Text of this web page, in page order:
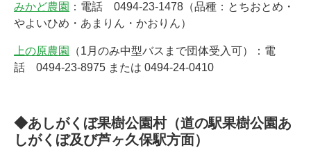
みかど農園 ：電話 0494-23-1478（品種：とちおとめ・
やよいひめ・あまりん・かおりん）
上の原農園
（1月のみ中型バスまで団体受入可）：電
話 0494-23-8975 または 0494-24-0410
◆あしがくぼ果樹公園村（道の駅果樹公園あ
しがくぼ及び芦ヶ久保駅方面）